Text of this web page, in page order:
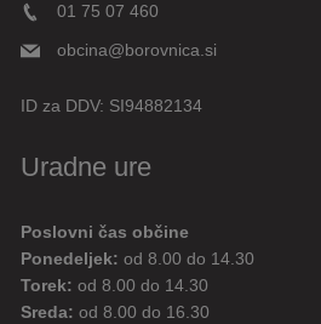
01 75 07 460
obcina@borovnica.si
ID za DDV: SI94882134
Uradne ure
Poslovni čas občine
Ponedeljek: od 8.00 do 14.30
Torek: od 8.00 do 14.30
Sreda: od 8.00 do 16.30